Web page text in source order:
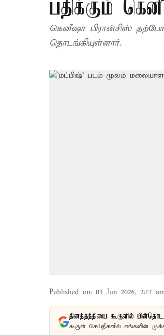
பதிக்கும்
கெனீஷா பிரான்சிஸ்
தொடங்கியுள்ளார்.
Published on: 03 Jun 2026, 2:17
தினத்தந்தியை கூகுளில்
கூகுள் செய்திகளில் எங்களின்